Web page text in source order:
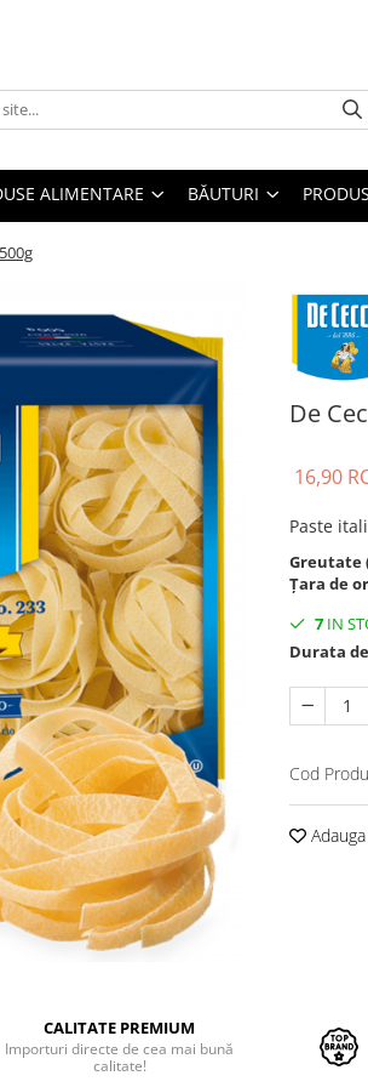
ALIMENTARE BĂUTURI
De
16,90
Paste
Greutate
Țara de
7 IN
Durata
Cod
CALITATE PREMIUM
Importuri directe de cea mai bună
calitate!